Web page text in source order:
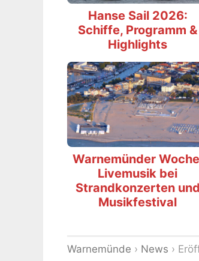
Hanse Sail 2026:
Schiffe, Programm &
Highlights
Warnemünder
Livemusik bei
Strandkonzerten und
Musikfestival
Warnemünde › News ›